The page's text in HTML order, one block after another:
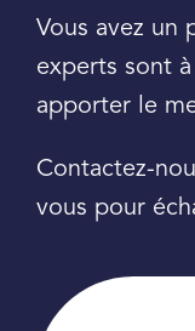
Vous avez un
experts sont
apporter le
Contactez-
vous pour